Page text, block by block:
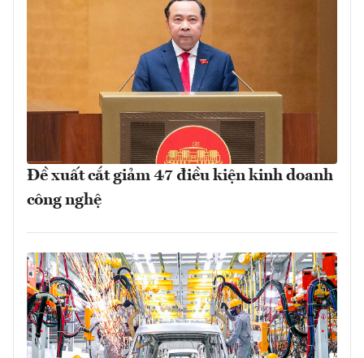
Đề xuất cắt giảm 47 điều kiện kinh doanh
công nghệ